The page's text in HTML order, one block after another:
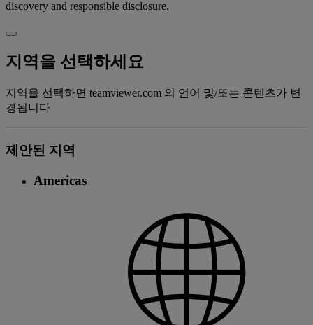
discovery and responsible disclosure.
지역을 선택하세요
지역을 선택하면 teamviewer.com 의 언어 및/또는 콘텐츠가 변
경됩니다
제안된 지역
Americas